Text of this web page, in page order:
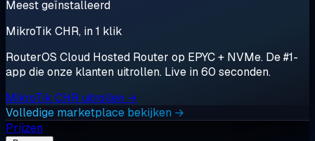
Meest geïnstalleerd
MikroTik CHR, in 1 klik
RouterOS Cloud Hosted Router op EPYC + NVMe. De #1-
app die onze klanten uitrollen. Live in 60 seconden.
MikroTik CHR uitrollen →
Volledige marketplace bekijken →
Prijzen